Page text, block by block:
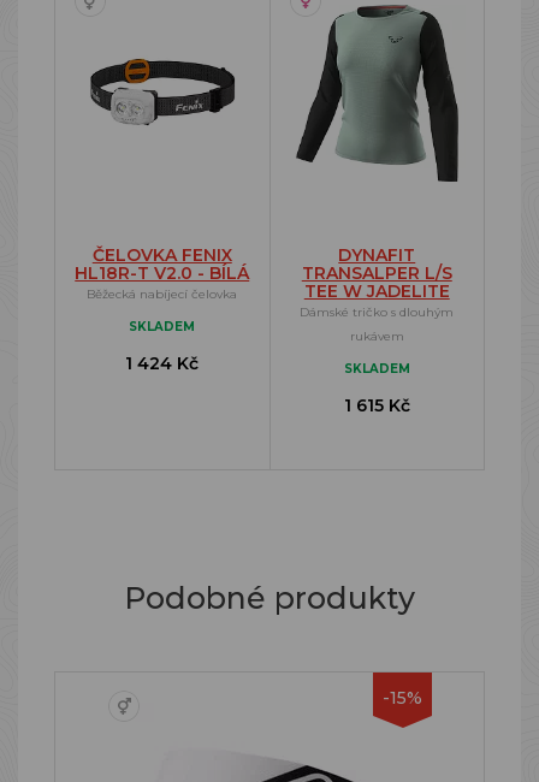
ČELOVKA FENIX
HL18R-T V2.0 - BÍLÁ
Běžecká nabíjecí čelovka
SKLADEM
1 424 Kč
DYNAFIT
TRANSALPER L/S
TEE W JADELITE
Dámské tričko s dlouhým
rukávem
SKLADEM
1 615 Kč
Podobné produkty
-15%